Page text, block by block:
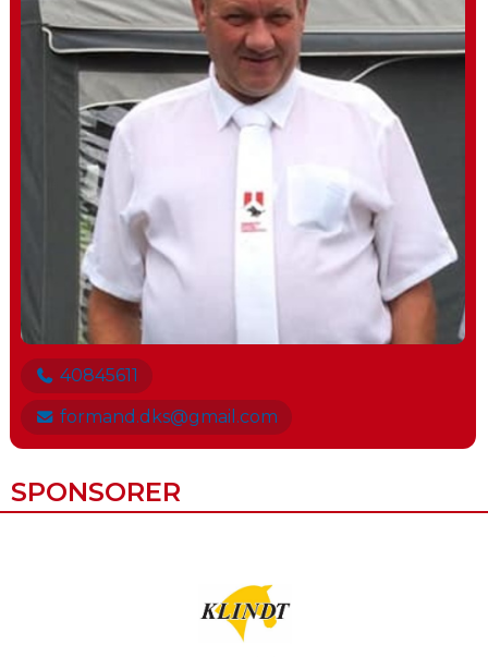
40845611
formand.dks@gmail.com
SPONSORER